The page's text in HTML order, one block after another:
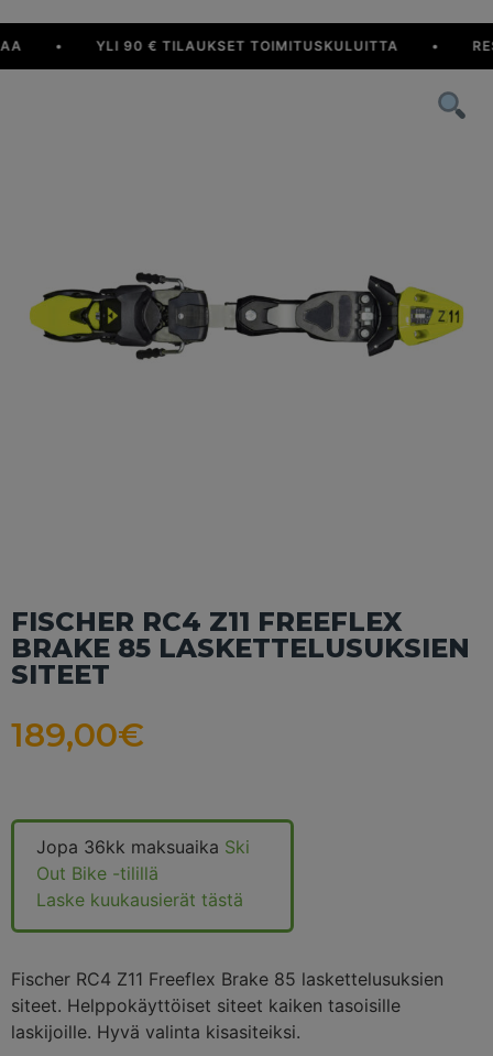
YLI 90 € TILAUKSET TOIMITUSKULUITTA
FISCHER RC4 Z11 FREEFLEX
BRAKE 85 LASKETTELUSUKSIEN
SITEET
189,00€
Jopa 36kk maksuaika Ski
Out Bike -tilillä
Laske kuukausierät tästä
Fischer RC4 Z11 Freeflex Brake 85 laskettelusuksien
siteet. Helppokäyttöiset siteet kaiken tasoisille
laskijoille. Hyvä valinta kisasiteiksi.